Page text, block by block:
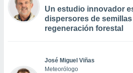
Un estudio innovador
dispersores de
regeneración forestal
José Miguel Viñas
Meteorólogo